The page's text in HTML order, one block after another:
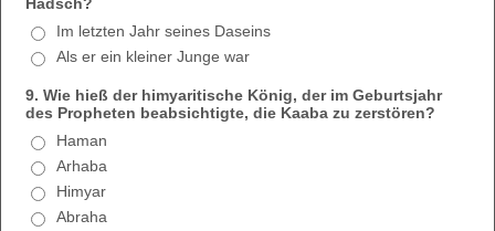
Im letzten Jahr seines Daseins
Als er ein kleiner Junge war
9. Wie hieß der himyaritische König, der im Geburtsjahr
des Propheten beabsichtigte, die Kaaba zu zerstören?
Haman
Arhaba
Himyar
Abraha